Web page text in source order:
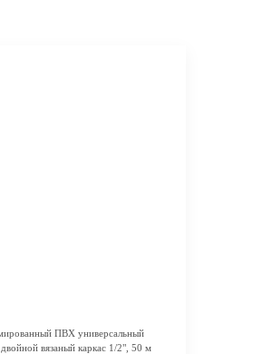
ПВХ универсальный
вязаный каркас 1/2", 50 м